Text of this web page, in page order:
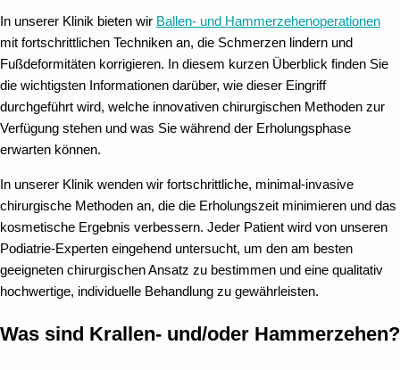
In unserer Klinik bieten wir Ballen- und Hammerzehenoperationen
mit fortschrittlichen Techniken an, die Schmerzen lindern und
Fußdeformitäten korrigieren. In diesem kurzen Überblick finden Sie
die wichtigsten Informationen darüber, wie dieser Eingriff
durchgeführt wird, welche innovativen chirurgischen Methoden zur
Verfügung stehen und was Sie während der Erholungsphase
erwarten können.
In unserer Klinik wenden wir fortschrittliche, minimal-invasive
chirurgische Methoden an, die die Erholungszeit minimieren und das
kosmetische Ergebnis verbessern. Jeder Patient wird von unseren
Podiatrie-Experten eingehend untersucht, um den am besten
geeigneten chirurgischen Ansatz zu bestimmen und eine qualitativ
hochwertige, individuelle Behandlung zu gewährleisten.
Was sind Krallen- und/oder Hammerzehen?